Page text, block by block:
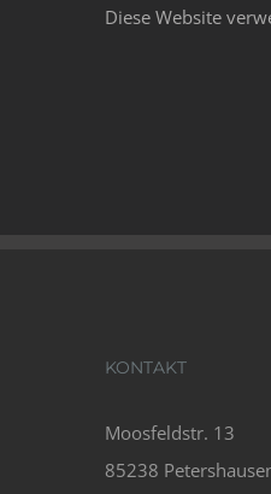
Diese Website
KONTAKT
Moosfeldstr. 13
85238